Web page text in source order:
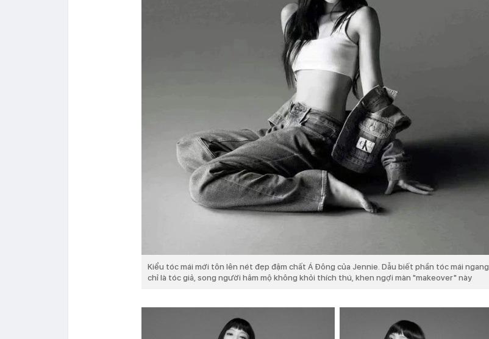
Kiểu tóc mái mới tôn lên nét đẹp đậm chất Á Đông của Jennie. Dẫu biết phần tóc mái ngang
chỉ là tóc giả, song người hâm mộ không khỏi thích thú, khen ngợi màn "makeover" này